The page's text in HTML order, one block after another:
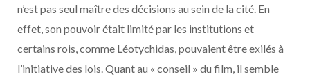
n’est pas seul maître des décisions au sein de la cité. En
effet, son pouvoir était limité par les institutions et
certains rois, comme Léotychidas, pouvaient être exilés à
l’initiative des lois. Quant au « conseil » du film, il semble